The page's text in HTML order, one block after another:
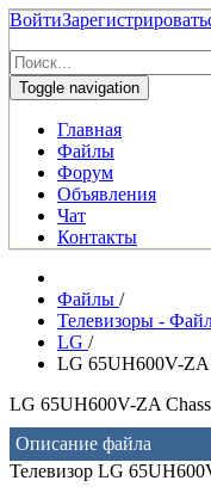
Войти
Toggle navigation
Главная
Файлы
Форум
Объявления
Чат
Контакты
Файлы /
Телевизоры -
LG /
LG 65UH600V-ZA
LG 65UH600V-ZA
Описание файла
Телевизор LG